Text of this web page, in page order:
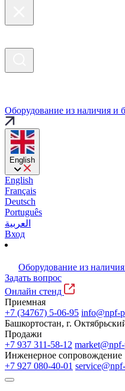
Оборудование из наличия и
English
English
Français
Deutsch
Português
العربية
Вход
Оборудование из
Задать вопрос
Онлайн стенд
Приемная
+7 (34767) 5-06-95 info@npf-
Башкортостан, г.
Продажи
+7 937 311-58-12
Инженерное сопровождение
+7 927 080-40-01